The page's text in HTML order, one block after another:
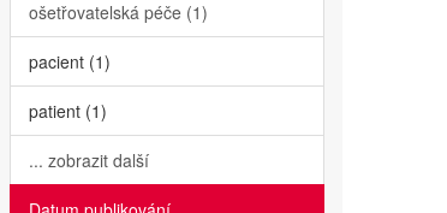
ošetřovatelská péče (1)
pacient (1)
patient (1)
... zobrazit další